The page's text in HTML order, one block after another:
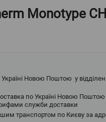
Monotype
Україні Новою Поштою у
по Україні Новою
служби доставки
транспортом по Києву за